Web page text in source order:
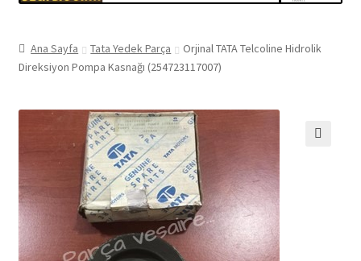
Ana Sayfa Tata Yedek Parça
Orjinal TATA Telcoline Hidrolik
Direksiyon Pompa Kasnağı (254723117007)